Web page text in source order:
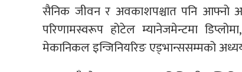
सैनिक जीवन र अवकाशपश्चात पनि आफ्नो
परिणामस्वरूप होटेल म्यानेजमेन्टमा
मेकानिकल इन्जिनियरिङ एड्भान्ससम्मको